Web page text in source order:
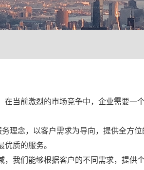
当前激烈的市场竞争中，企业需要一
理念，以客户需求为导向，提供全方
质的服务。
我们能够根据客户的不同需求，提供